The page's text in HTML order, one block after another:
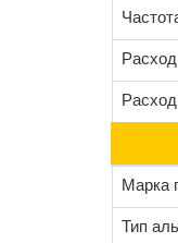
Марка
Тип